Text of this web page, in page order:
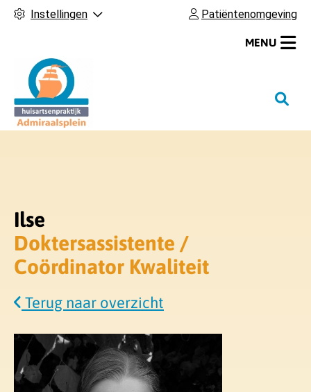
Instellingen Patiëntenomgeving
H
MENU
Ilse
Doktersassistente /
Coördinator Kwaliteit
Terug naar overzicht